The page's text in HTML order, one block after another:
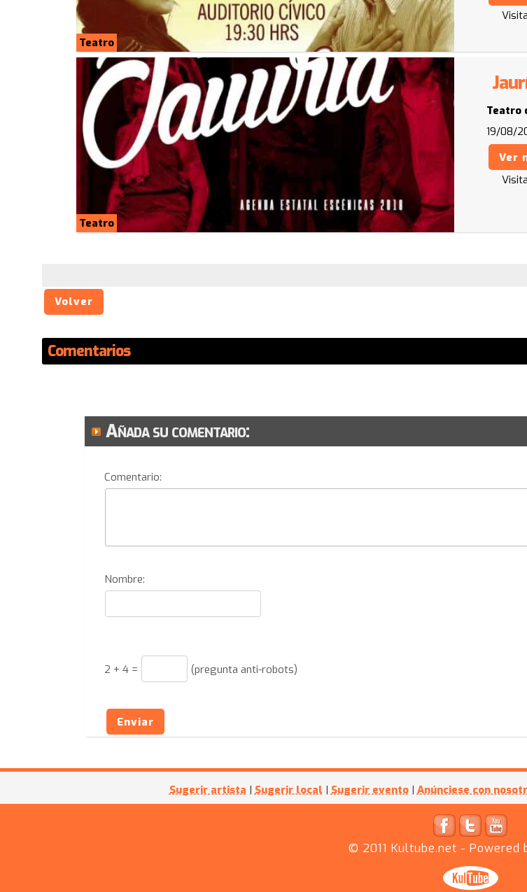
Teatro
Teatro
Teatro
19/08/
Ver
Volver
Comentarios
Añada su comentario:
Comentario:
Nombre:
2 + 4= (pregunta anti-robots)
Enviar
Sugerir artista | Sugerir local | Sugerir evento | Anúnciese con
© 2011 Kultube.net - Powered